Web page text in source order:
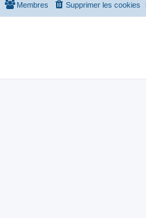
Supprimer les cookies
Membres